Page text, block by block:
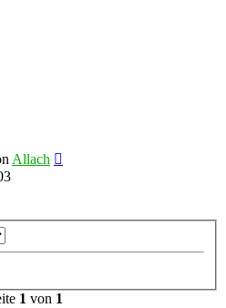
Allach
1 von 1